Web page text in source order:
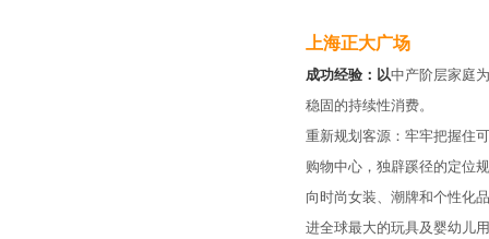
上海正大广场
成功经验： 以中产阶层家庭
稳固的持续性消费。
重新规划客源：牢牢把握住
购物中心，独辟蹊径的定位
向时尚女装、潮牌和个性化
进全球最大的玩具及婴幼儿